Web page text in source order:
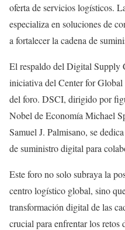
oferta de servicios logísticos.
especializa en soluciones de
a fortalecer la cadena de
El respaldo del Digital Supply
iniciativa del Center for Global
del foro. DSCI, dirigido por
Nobel de Economía Michael
Samuel J. Palmisano, se
de suministro digital para
Este foro no solo subraya la
centro logístico global, sino
transformación digital de las
crucial para enfrentar los retos